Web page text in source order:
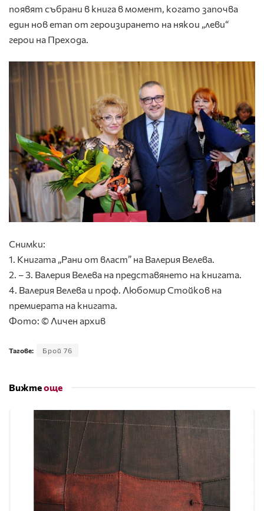
появят събрани в книга в момент, когато започва
един нов етап от героизирането на някои „леви“
герои на Прехода.
Снимки:
1. Книгата „Рани от власт” на Валерия Велева.
2. – 3. Валерия Велева на представянето на книгата.
4. Валерия Велева и проф. Любомир Стойков на
премиерата на книгата.
Фото: © Личен архив
Тагове: Брой 76
Вижтеоще